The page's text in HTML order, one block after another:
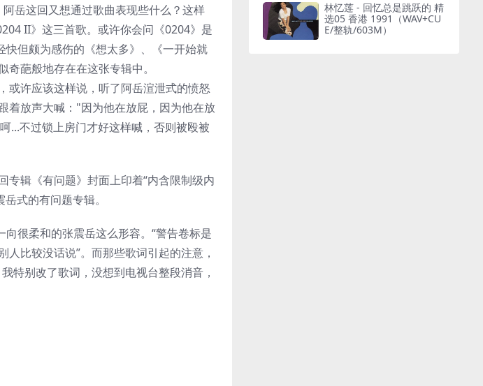
岳这回又想通过歌曲表现些什么？这样
II》这三首歌。或许你会问《0204》是
但颇为感伤的《想太多》、《一开始就
葩般地存在在这张专辑中。
或许应该这样说，听了阿岳渲泄式的愤怒
着放声大喊："因为他在放屁，因为他在放
...不过锁上房门才好这样喊，否则被殴被
辑《有问题》封面上印着“内含限制级内
式的有问题专辑。
很柔和的张震岳这么形容。“警告卷标是
比较没话说”。而那些歌词引起的注意，
特别改了歌词，没想到电视台整段消音，
林忆莲 - 回忆总是跳跃的 精
选05 香港 1991（WAV+CU
E/整轨/603M）